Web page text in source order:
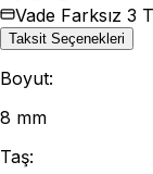
Vade Farksız 3
Taksit Seçenekleri
Boyut:
8 mm
Taş: